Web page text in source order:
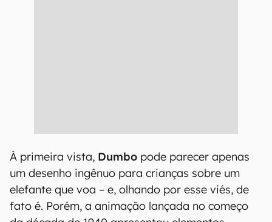
À primeira vista, Dumbo pode parecer apenas
um desenho ingênuo para crianças sobre um
elefante que voa – e, olhando por esse viés, de
fato é. Porém, a animação lançada no começo